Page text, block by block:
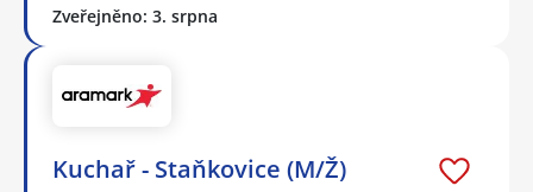
Zveřejněno: 3. srpna
Kuchař - Staňkovice (M/Ž)